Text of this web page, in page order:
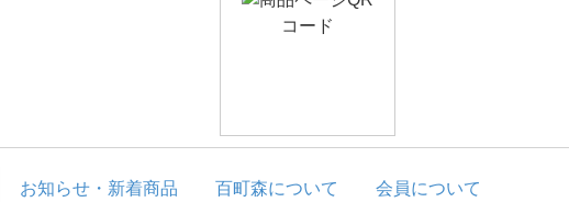
お知らせ・新着商品 百町森について 会員について